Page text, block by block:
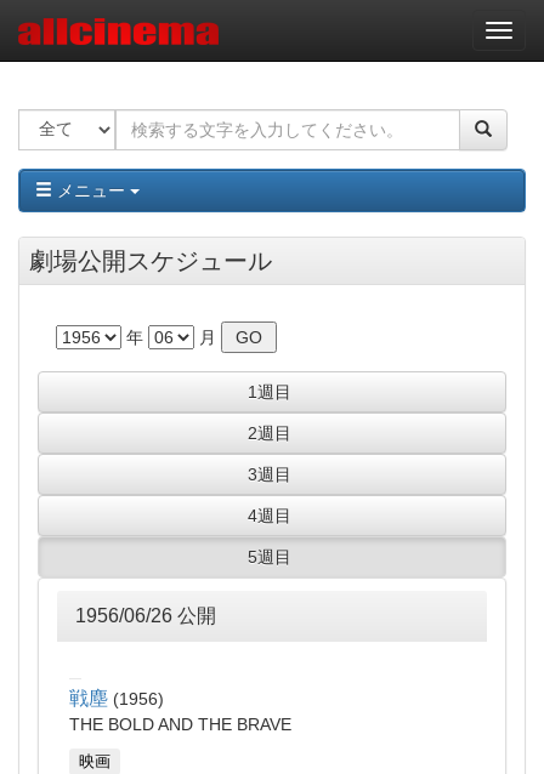
ナ
ビ
ー
ョ
ン
メニュー
劇場公開スケジュール
年 月
1週目
2週目
3週目
4週目
5週目
1956/06/26 公開
戦塵
1956
THE BOLD AND THE BRAVE
映画